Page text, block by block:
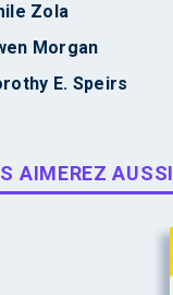
Zola
Morgan
E. Speirs
AIMEREZ AUSSI